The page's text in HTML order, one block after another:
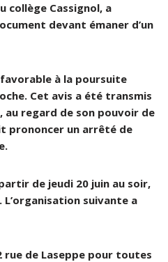
collège Cassignol, a
devant émaner d’un
à la poursuite
Cet avis a été transmis
au regard de son pouvoir de
prononcer un arrêté de
de jeudi 20 juin au soir,
L’organisation suivante a
rue de Laseppe pour toutes